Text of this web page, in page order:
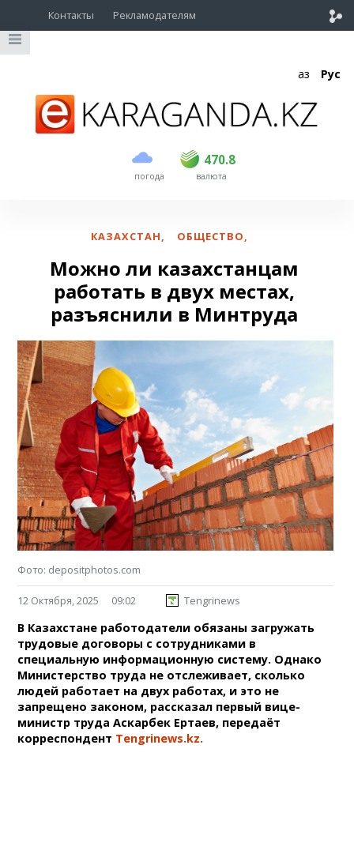
Контакты Рекламодателям
Қаз Рус
погода
470.8
USD 468.5 470.8
EUR валюта
КАЗАХСТАН, ОБЩЕСТВО,
Можно ли казахстанцам
работать в двух местах,
разъяснили в Минтруда
Фото: depositphotos.com
12 Октября, 2025 09:02 Tengrinews
В Казахстане работодатели обязаны загружать
трудовые договоры с сотрудниками в
специальную информационную систему. Однако
Министерство труда не отслеживает, сколько
людей работает на двух работах, и это не
запрещено законом, рассказал первый вице-
министр труда Аскарбек Ертаев, передаёт
корреспондент Tengrinews.kz.